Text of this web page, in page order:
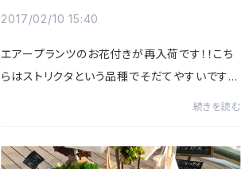
2017/02/10 15:40
エアープランツのお花付きが再入荷です！！こち
らはストリクタという品種でそだてやすいです♪
す。テラリウムを使用し...
続きを読む